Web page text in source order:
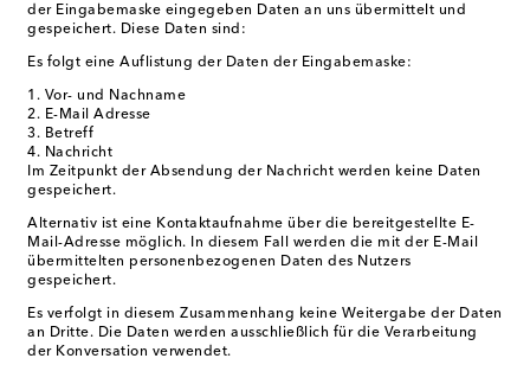
der Eingabemaske eingegeben Daten an uns übermittelt und
gespeichert. Diese Daten sind:
Es folgt eine Auflistung der Daten der Eingabemaske:
Vor- und Nachname
E-Mail Adresse
Betreff
Nachricht
Im Zeitpunkt der Absendung der Nachricht werden keine Daten
gespeichert.
Alternativ ist eine Kontaktaufnahme über die bereitgestellte E-
Mail-Adresse möglich. In diesem Fall werden die mit der E-Mail
übermittelten personenbezogenen Daten des Nutzers
gespeichert.
Es verfolgt in diesem Zusammenhang keine Weitergabe der Daten
an Dritte. Die Daten werden ausschließlich für die Verarbeitung
der Konversation verwendet.